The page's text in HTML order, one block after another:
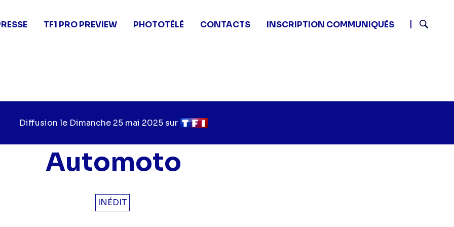
TF1 PRO PREVIEW PHOTOTÉLÉ CONTACTS
INSCRIPTION COMMUNIQUÉS
Diffusion le Jour
diffusion
Dimanche 25 mai 2025 surChaîne
diffusion
Automoto
INÉDIT